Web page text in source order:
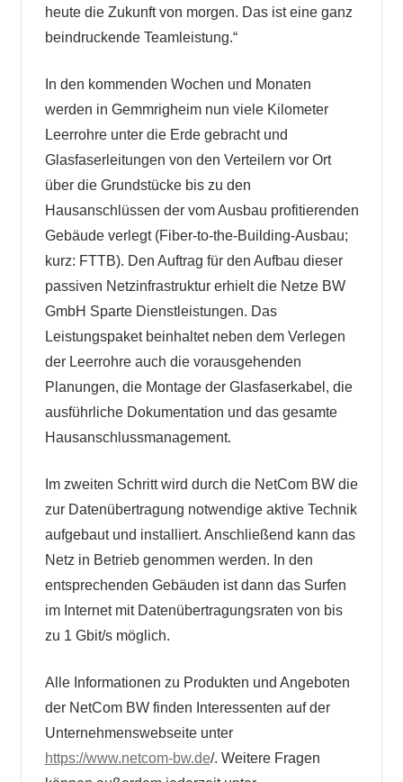
heute die Zukunft von morgen. Das ist eine ganz
beindruckende Teamleistung.“
In den kommenden Wochen und Monaten
werden in Gemmrigheim nun viele Kilometer
Leerrohre unter die Erde gebracht und
Glasfaserleitungen von den Verteilern vor Ort
über die Grundstücke bis zu den
Hausanschlüssen der vom Ausbau profitierenden
Gebäude verlegt (Fiber-to-the-Building-Ausbau;
kurz: FTTB). Den Auftrag für den Aufbau dieser
passiven Netzinfrastruktur erhielt die Netze BW
GmbH Sparte Dienstleistungen. Das
Leistungspaket beinhaltet neben dem Verlegen
der Leerrohre auch die vorausgehenden
Planungen, die Montage der Glasfaserkabel, die
ausführliche Dokumentation und das gesamte
Hausanschlussmanagement.
Im zweiten Schritt wird durch die NetCom BW die
zur Datenübertragung notwendige aktive Technik
aufgebaut und installiert. Anschließend kann das
Netz in Betrieb genommen werden. In den
entsprechenden Gebäuden ist dann das Surfen
im Internet mit Datenübertragungsraten von bis
zu 1 Gbit/s möglich.
Alle Informationen zu Produkten und Angeboten
der NetCom BW finden Interessenten auf der
Unternehmenswebseite unter
https://www.netcom-bw.de/. Weitere Fragen